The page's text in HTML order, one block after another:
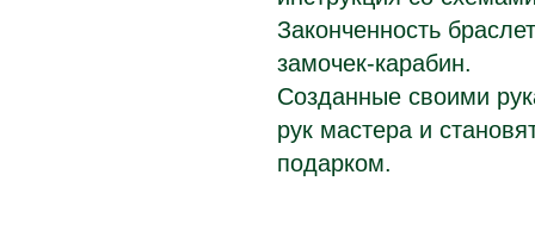
Законченность
замочек-карабин.
Созданные своими
рук мастера и
подарком.